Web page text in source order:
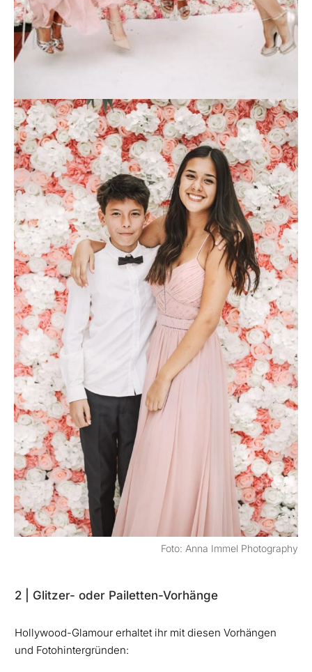
Foto: Anna Immel Photography
2 | Glitzer- oder Pailetten-Vorhänge
Hollywood-Glamour erhaltet ihr mit diesen Vorhängen
und Fotohintergründen: